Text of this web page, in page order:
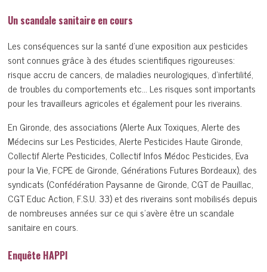
Un scandale sanitaire en cours
Les conséquences sur la santé d’une exposition aux pesticides
sont connues grâce à des études scientifiques rigoureuses:
risque accru de cancers, de maladies neurologiques, d’infertilité,
de troubles du comportements etc… Les risques sont importants
pour les travailleurs agricoles et également pour les riverains.
En Gironde, des associations (Alerte Aux Toxiques, Alerte des
Médecins sur Les Pesticides, Alerte Pesticides Haute Gironde,
Collectif Alerte Pesticides, Collectif Infos Médoc Pesticides, Eva
pour la Vie, FCPE de Gironde, Générations Futures Bordeaux), des
syndicats (Confédération Paysanne de Gironde, CGT de Pauillac,
CGT Educ Action, F.S.U. 33) et des riverains sont mobilisés depuis
de nombreuses années sur ce qui s’avère être un scandale
sanitaire en cours.
Enquête HAPPI